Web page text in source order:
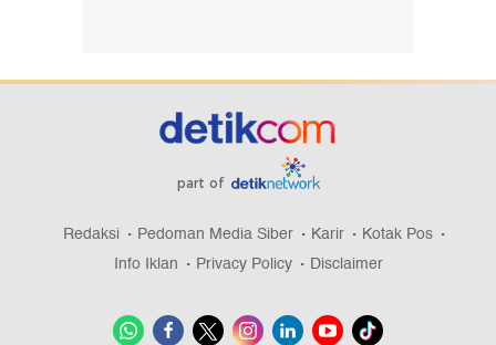
part of
Redaksi Pedoman Media Siber Karir
Kotak Pos
Info Iklan
Privacy Policy Disclaimer